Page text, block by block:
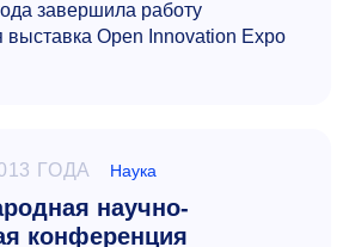
завершила работу
Open Innovation Expo
ГОДА Наука
научно-
конференция